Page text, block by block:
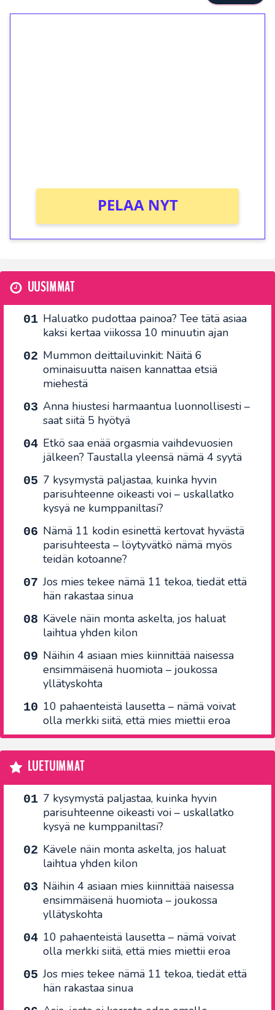
PELAA NYT
UUSIMMAT
Haluatko pudottaa painoa? Tee tätä asiaa
kaksi kertaa viikossa 10 minuutin ajan
Mummon deittailuvinkit: Näitä 6
ominaisuutta naisen kannattaa etsiä
miehestä
Anna hiustesi harmaantua luonnollisesti –
saat siitä 5 hyötyä
Etkö saa enää orgasmia vaihdevuosien
jälkeen? Taustalla yleensä nämä 4 syytä
7 kysymystä paljastaa, kuinka hyvin
parisuhteenne oikeasti voi – uskallatko
kysyä ne kumppaniltasi?
Nämä 11 kodin esinettä kertovat hyvästä
parisuhteesta – löytyvätkö nämä myös
teidän kotoanne?
Jos mies tekee nämä 11 tekoa, tiedät että
hän rakastaa sinua
Kävele näin monta askelta, jos haluat
laihtua yhden kilon
Näihin 4 asiaan mies kiinnittää naisessa
ensimmäisenä huomiota – joukossa
yllätyskohta
10 pahaenteistä lausetta – nämä voivat
olla merkki siitä, että mies miettii eroa
LUETUIMMAT
7 kysymystä paljastaa, kuinka hyvin
parisuhteenne oikeasti voi – uskallatko
kysyä ne kumppaniltasi?
Kävele näin monta askelta, jos haluat
laihtua yhden kilon
Näihin 4 asiaan mies kiinnittää naisessa
ensimmäisenä huomiota – joukossa
yllätyskohta
10 pahaenteistä lausetta – nämä voivat
olla merkki siitä, että mies miettii eroa
Jos mies tekee nämä 11 tekoa, tiedät että
hän rakastaa sinua